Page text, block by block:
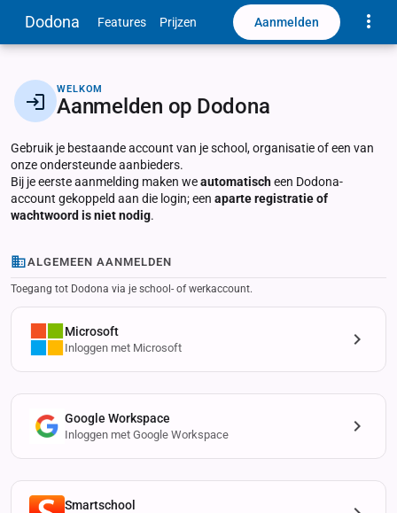
Dodona Features Prijzen Aanmelden
WELKOM
Aanmelden op Dodona
Gebruik je bestaande account van je school, organisatie of een van
onze ondersteunde aanbieders.
Bij je eerste aanmelding maken weautomatischeen Dodona-
account gekoppeld aan die login; een aparte registratie of
wachtwoord is niet nodig.
ALGEMEEN AANMELDEN
Toegang tot Dodona via je school- of werkaccount.
Microsoft
Inloggen met Microsoft
Google Workspace
Inloggen met Google Workspace
Smartschool